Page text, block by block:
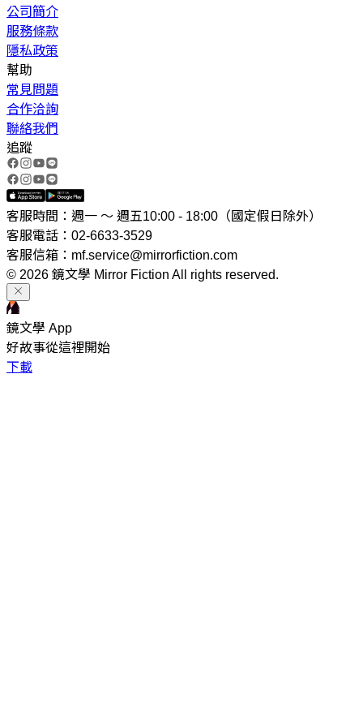
公司簡介
服務條款
隱私政策
幫助
常見問題
合作洽詢
聯絡我們
追蹤
客服時間：週一 ～ 週五10:00 - 18:00（國定假日除外）
客服電話：02-6633-3529
客服信箱：mf.service@mirrorfiction.com
© 2026 鏡文學 Mirror Fiction All rights reserved.
鏡文學 App
好故事從這裡開始
下載